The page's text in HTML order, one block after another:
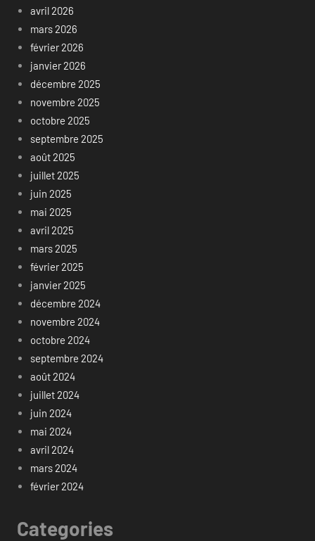
avril 2026
mars 2026
février 2026
janvier 2026
décembre 2025
novembre 2025
octobre 2025
septembre 2025
août 2025
juillet 2025
juin 2025
mai 2025
avril 2025
mars 2025
février 2025
janvier 2025
décembre 2024
novembre 2024
octobre 2024
septembre 2024
août 2024
juillet 2024
juin 2024
mai 2024
avril 2024
mars 2024
février 2024
Categories